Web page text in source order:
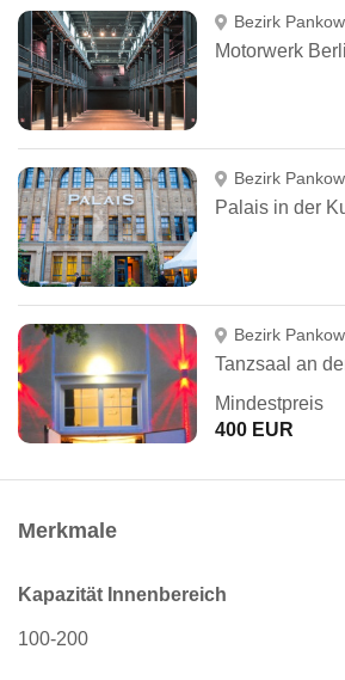
Bezirk Pankow
Motorwerk
Bezirk Pankow
Palais in der
Bezirk Pankow
Tanzsaal an
Mindestpreis
400 EUR
Merkmale
Kapazität Innenbereich
100-200